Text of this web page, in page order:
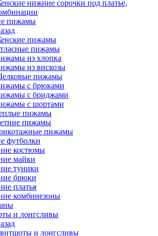
нижние сорочки под платье,
пижамы
пижамы
пижамы
из хлопка
из вискозы
пижамы
с брюками
с бриджами
с шортами
пижамы
пижамы
пижамы
футболки
костюмы
майки
туники
брюки
платья
комбинезоны
и лонгсливы
и лонгсливы